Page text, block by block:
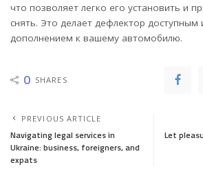
что позволяет легко его установить и
снять. Это делает дефлектор доступным
дополнением к вашему автомобилю.
0 SHARES
PREVIOUS ARTICLE
Navigating legal services in
Ukraine: business, foreigners, and
expats
Let